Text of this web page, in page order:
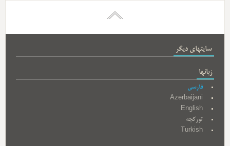
سایتهای دیگر
زبانها
فارسی
Azerbaijani
English
تورکجه
Turkish